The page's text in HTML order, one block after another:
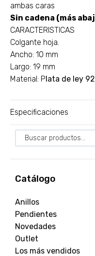
Catálogo
Anillos
Pendientes
Novedades
Outlet
Los más vendidos
ambas caras
Sin cadena (más
CARACTERISTICAS
Colgante hoja.
Ancho: 10 mm
Largo: 19 mm
Material: Plata de ley
Especificaciones